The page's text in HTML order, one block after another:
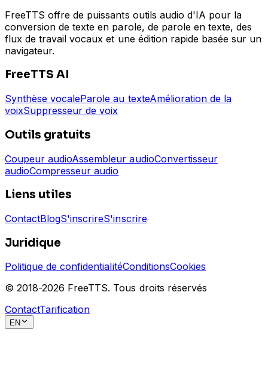
FreeTTS offre de puissants outils audio d'IA pour la
conversion de texte en parole, de parole en texte, des
flux de travail vocaux et une édition rapide basée sur un
navigateur.
FreeTTS AI
Synthèse vocaleParole au texteAmélioration de la
voixSuppresseur de voix
Outils gratuits
Coupeur audioAssembleur audioConvertisseur
audioCompresseur audio
Liens utiles
ContactBlogS'inscrireS'inscrire
Juridique
Politique de confidentialitéConditionsCookies
© 2018-2026 FreeTTS. Tous droits réservés
ContactTarification
EN